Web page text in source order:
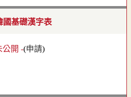
國基礎漢字表
公開 -(申請)